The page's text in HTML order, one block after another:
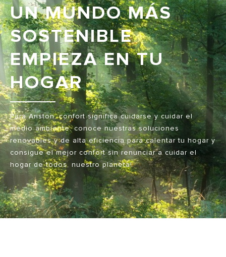
UN MUNDO MÁS
SOSTENIBLE
EMPIEZA EN TU
HOGAR
Para Ariston, confort significa cuidarse y cuidar el
medio ambiente: conoce nuestras soluciones
renovables y de alta eficiencia para calentar tu hogar y
consigue el mejor confort sin renunciar a cuidar el
hogar de todos, nuestro planeta!